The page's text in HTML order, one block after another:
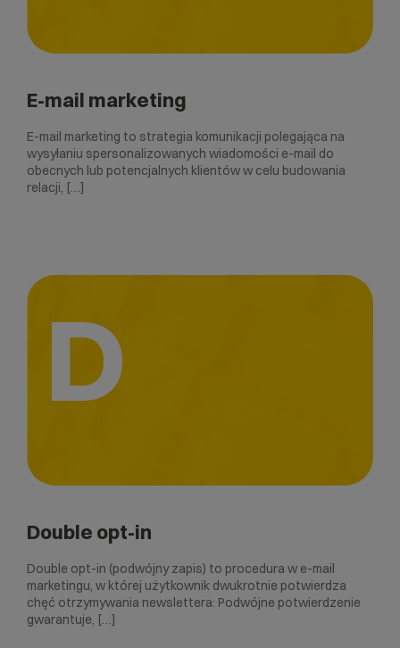
E-mail marketing
E-mail marketing to strategia komunikacji polegająca na
wysyłaniu spersonalizowanych wiadomości e-mail do
obecnych lub potencjalnych klientów w celu budowania
relacji, […]
D
Double opt-in
Double opt-in (podwójny zapis) to procedura w e-mail
marketingu, w której użytkownik dwukrotnie potwierdza
chęć otrzymywania newslettera: Podwójne potwierdzenie
gwarantuje, […]